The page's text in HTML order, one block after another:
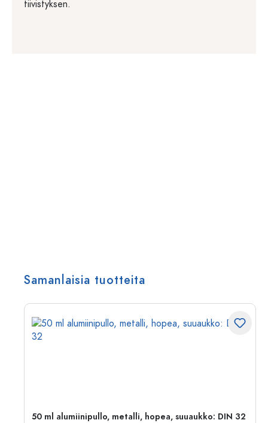
tiivistyksen.
Samanlaisia tuotteita
50 ml alumiinipullo, metalli, hopea, suuaukko: DIN 32